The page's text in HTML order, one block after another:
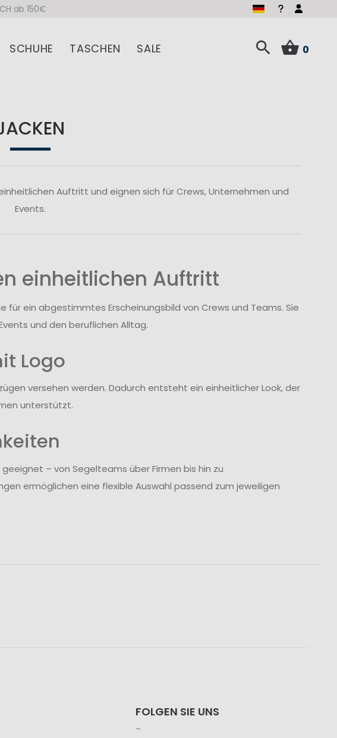
ab 150€
SCHUHE TASCHEN SALE 0
Auftritt und eignen sich für Crews, Unternehmen und
Events.
einheitlichen Auftritt
für ein abgestimmtes Erscheinungsbild von Crews und Teams. Sie
und den beruflichen Alltag.
Logo
versehen werden. Dadurch entsteht ein einheitlicher Look, der
unterstützt.
– von Segelteams über Firmen bis hin zu
ermöglichen eine flexible Auswahl passend zum jeweiligen
FOLGEN SIE UNS